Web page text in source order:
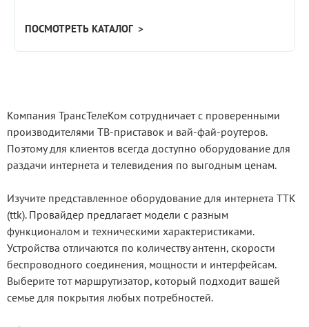
ПОСМОТРЕТЬ КАТАЛОГ >
Компания ТрансТелеКом сотрудничает с проверенными
производителями ТВ-приставок и вай-фай-роутеров.
Поэтому для клиентов всегда доступно оборудование для
раздачи интернета и телевидения по выгодным ценам.
Изучите представленное оборудование для интернета ТТК
(ttk). Провайдер предлагает модели с разным
функционалом и техническими характеристиками.
Устройства отличаются по количеству антенн, скорости
беспроводного соединения, мощности и интерфейсам.
Выберите тот маршрутизатор, который подходит вашей
семье для покрытия любых потребностей.